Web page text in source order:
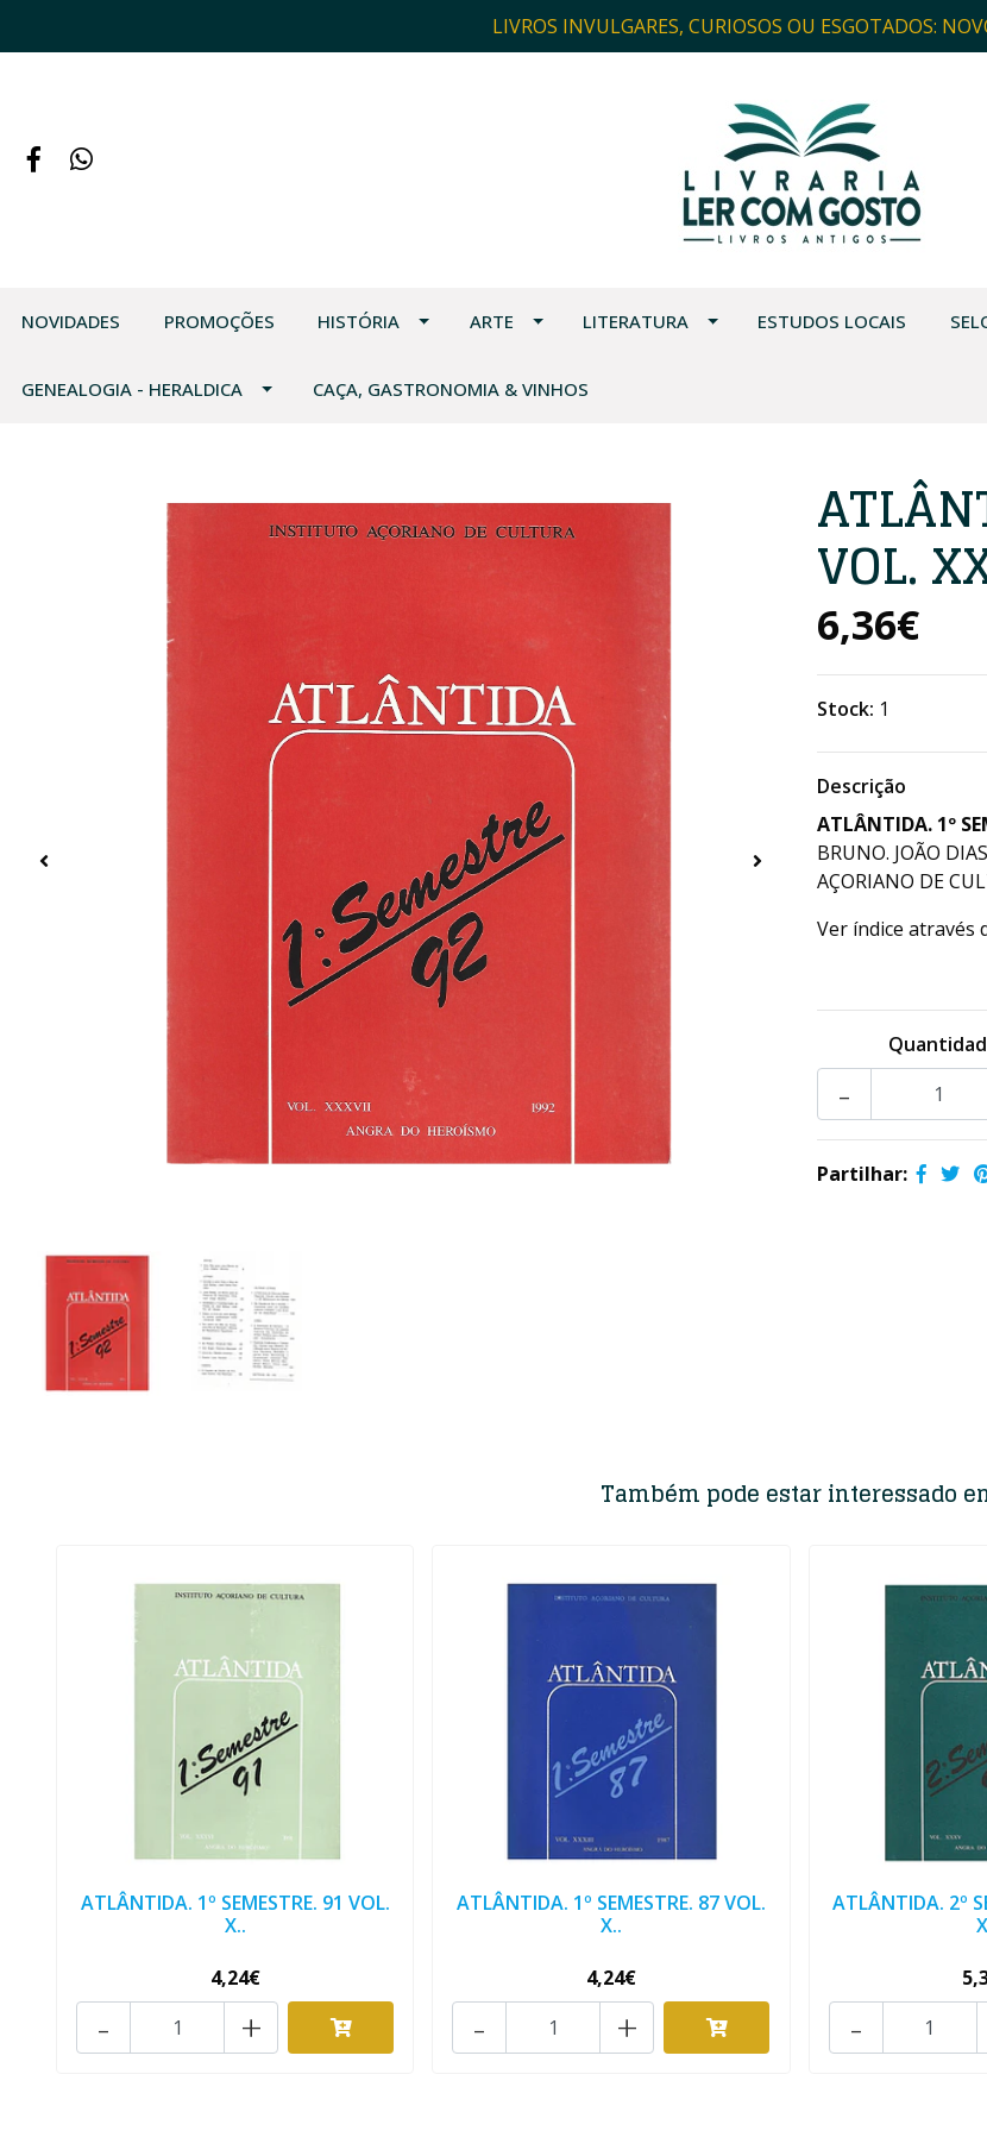
LIVROS INVULGARES, CURIOSOS OU ESGOTADOS:
NOVIDADES PROMOÇÕES HISTÓRIA ARTE LITERATURA ESTUDOS LOCAIS
GENEALOGIA - HERALDICA CAÇA, GASTRONOMIA & VINHOS
VOL.
6,36€
Stock: 1
Descrição
ATLÂNTIDA. 1º
BRUNO. JOÃO
AÇORIANO DE
Ver índice através
-
Partilhar:
Também pode estar interessado
ATLÂNTIDA. 1º SEMESTRE. 91 VOL.
X..
4,24€
+
-
ATLÂNTIDA. 1º SEMESTRE. 87 VOL.
X..
4,24€
+
-
ATLÂNTIDA. 2º
-